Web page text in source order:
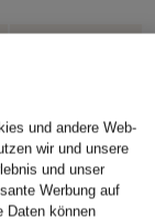
und andere Web-
wir und unsere
und unser
Werbung auf
Daten können